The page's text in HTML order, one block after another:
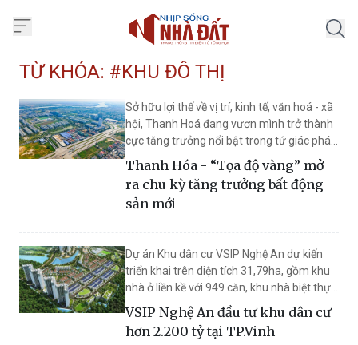
TỪ KHÓA: #KHU ĐÔ THỊ
Sở hữu lợi thế về vị trí, kinh tế, văn hoá - xã
hội, Thanh Hoá đang vươn mình trở thành
cực tăng trưởng nổi bật trong tứ giác phát
triển kinh tế phía Bắc. Động lực từ hạ tầng
và dòng vốn đầu tư quy mô lớn đang tạo
ra lực đẩy mạnh mẽ, đưa thị trường bất
động sản xứ Thanh bước vào chu kỳ phát
Thanh Hóa - “Tọa độ vàng” mở
ra chu kỳ tăng trưởng bất động
sản mới
Dự án Khu dân cư VSIP Nghệ An dự kiến
triển khai trên diện tích 31,79ha, gồm khu
nhà ở liền kề với 949 căn, khu nhà biệt thự
với 119 căn, khu nhà phố thương mại 188
căn sẽ bắt đầu triển khai xây dựng vào quý
I/2026.
VSIP Nghệ An đầu tư khu dân cư
hơn 2.200 tỷ tại TP.Vinh